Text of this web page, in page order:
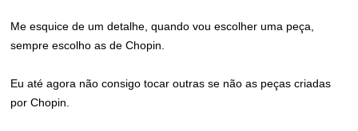
Me esquice de um detalhe, quando vou escolher uma peça,
sempre escolho as de Chopin.
Eu até agora não consigo tocar outras se não as peças criadas
por Chopin.